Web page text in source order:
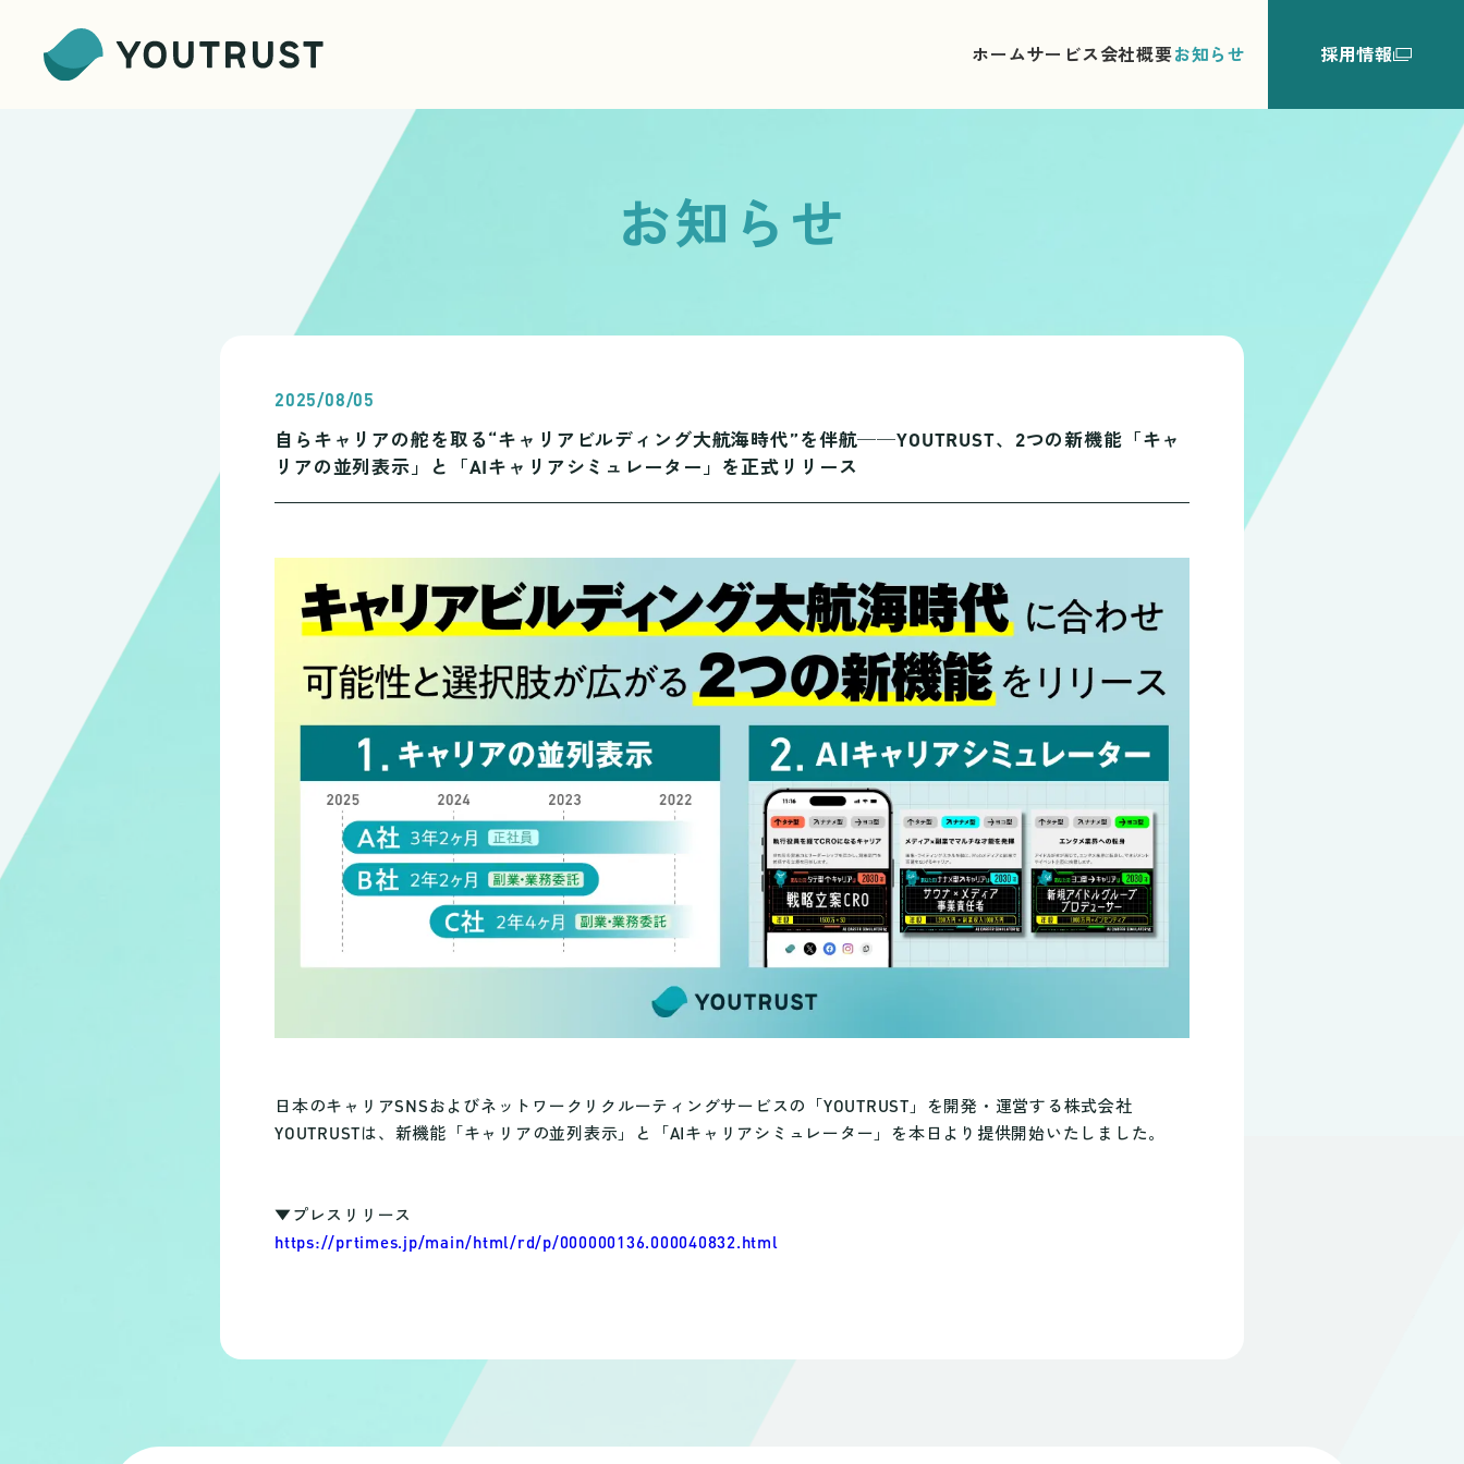
ホームサービス会社概要お知らせ 採用情報
お知らせ
2025/08/05
自らキャリアの舵を取る“キャリアビルディング大航海時代”を伴航──YOUTRUST、2つの新機能「キャ
リアの並列表示」と「AIキャリアシミュレーター」を正式リリース
日本のキャリアSNSおよびネットワークリクルーティングサービスの「YOUTRUST」を開発・運営する株式会社
YOUTRUSTは、新機能「キャリアの並列表示」と「AIキャリアシミュレーター」を本日より提供開始いたしました。
▼プレスリリース
https://prtimes.jp/main/html/rd/p/000000136.000040832.html